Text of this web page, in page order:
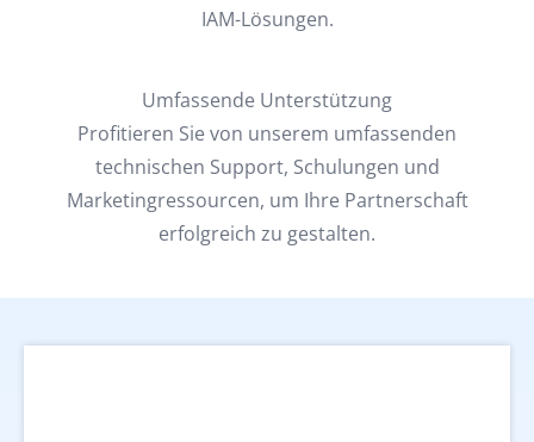
IAM-Lösungen.
Umfassende Unterstützung
Profitieren Sie von unserem umfassenden
technischen Support, Schulungen und
Marketingressourcen, um Ihre Partnerschaft
erfolgreich zu gestalten.